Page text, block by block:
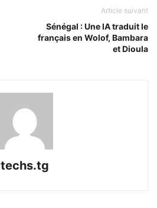
Article suivant
Sénégal : Une IA traduit le
français en Wolof, Bambara
et Dioula
techs.tg